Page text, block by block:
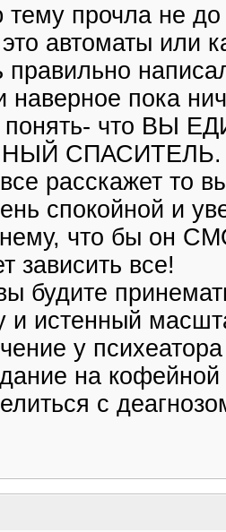
прочла не
автоматы или
правильно
наверное пока
понять- что
СПАСИТЕЛЬ.
расскажет то
спокойной и
что бы он
зависить все!
будите
и истенный
у
на
с